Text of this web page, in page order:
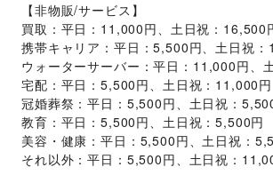
【非物販/サービス】
買取：平日：11,000円、土日祝：16,500
携帯キャリア：平日：5,500円、土日祝
ウォーターサーバー：平日：11,000円、
宅配：平日：5,500円、土日祝：11,000円
冠婚葬祭：平日：5,500円、土日祝：
教育：平日：5,500円、土日祝：5,500円
美容・健康：平日：5,500円、土日祝：
それ以外：平日：5,500円、土日祝：